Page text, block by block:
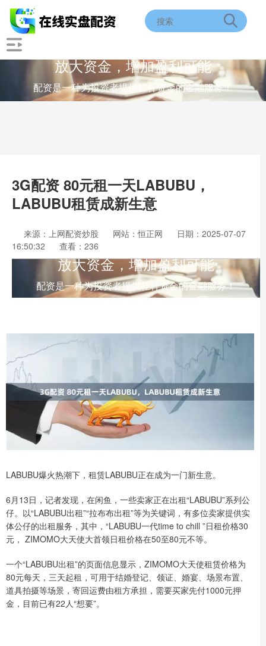
放大资金，增加盈利可能
配资是一种为投资者提供杠杆资金的金融服务！
3G配资 80元租一天LABUBU，
LABUBU租赁成新生意
来源：上网配资炒股 网站：恒正网
日期：2025-07-07
16:50:32
查看：236
放大资金，增加盈利可能
配资是一种为投资者提供杠杆资金的金融服务！
LABUBU爆火热潮下，租赁LABUBU正在成为一门新生意。
6月13日，记者发现，在闲鱼，一些卖家正在出租“LABUBU”系列公
仔。以“LABUBU出租”“拉布布出租”等为关键词，有多位卖家提供实
体公仔的出租服务，其中，“LABUBU一代time to chill ”日租价格30
元， ZIMOMO大天使大首领日租价格在50至80元不等。
一个“LABUBU出租”的页面信息显示，ZIMOMO大天使租赁价格为
80元每天，三天起租，可用于结婚登记、领证、婚宴、场景布置、
道具拍摄等场景，寄回运费由租方承担，需要买家先付1000元押
金，目前已有22人“想要”。